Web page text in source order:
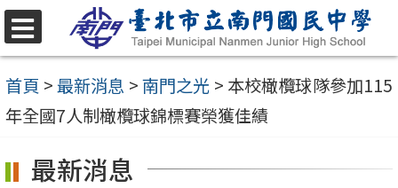
跳
至
主
要
容
選
單
首頁 >最新消息 >南門之光 > 本校橄欖球隊參加115
年全國7人制橄欖球錦標賽榮獲佳績
最新消息